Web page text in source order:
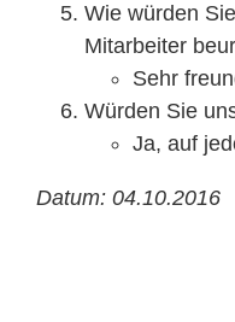
Wie würden
Mitarbeiter
Sehr
Würden Sie
Ja, auf
Datum: 04.10.2016